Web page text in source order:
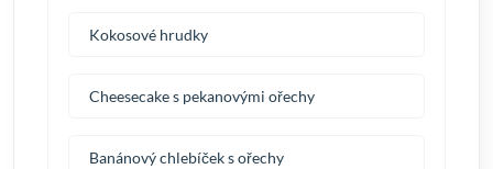
Kokosové hrudky
Cheesecake s pekanovými ořechy
Banánový chlebíček s ořechy